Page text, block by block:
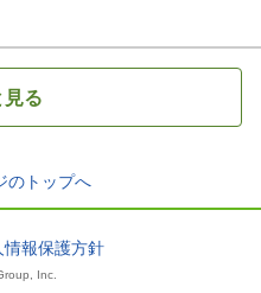
見る
のトップへ
情報保護方針
Inc.